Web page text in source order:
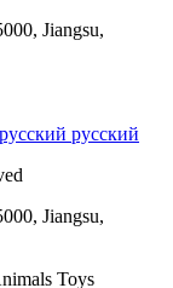
Jiangsu,
русский
Jiangsu,
Toys